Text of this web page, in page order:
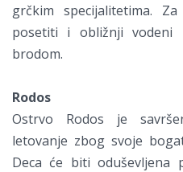
grčkim specijalitetima.
posetiti i obližnji vodeni
brodom.
Rodos
Ostrvo Rodos je
letovanje zbog svoje
Deca će biti oduševljena